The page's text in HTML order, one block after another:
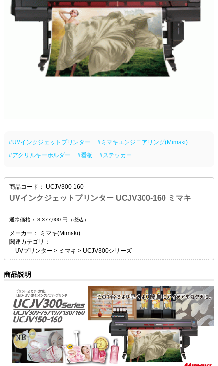
#UVインクジェットプリンター
#ミマキエンジニアリング(Mimaki)
#アクリルキーホルダー
#看板 #ステッカー
商品コード： UCJV300-160
UVインクジェットプリンター UCJV300-160 ミマキ
通常価格： 3,377,000 円（税込）
メーカー：
ミマキ(Mimaki)
関連カテゴリ：
UVプリンター > ミマキ > UCJV300シリーズ
商品説明